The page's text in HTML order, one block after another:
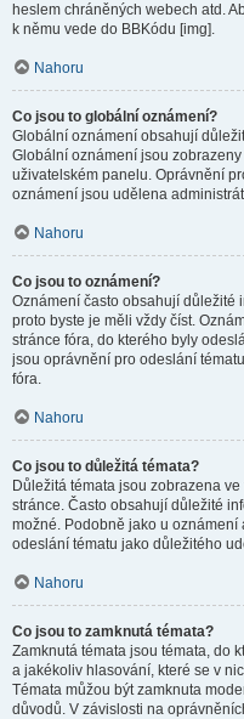
heslem chráněných webech atd.
k němu vede do BBKódu [img].
Nahoru
Co jsou to globální oznámení?
Globální oznámení obsahují
Globální oznámení jsou
uživatelském panelu. Oprávnění
oznámení jsou udělena
Nahoru
Co jsou to oznámení?
Oznámení často obsahují důležité
proto byste je měli vždy číst.
stránce fóra, do kterého byly
jsou oprávnění pro odeslání
fóra.
Nahoru
Co jsou to důležitá témata?
Důležitá témata jsou zobrazena
stránce. Často obsahují důležité
možné. Podobně jako u
odeslání tématu jako důležitého
Nahoru
Co jsou to zamknutá témata?
Zamknutá témata jsou témata, do
a jakékoliv hlasování, které se v
Témata můžou být zamknuta
důvodů. V závislosti na